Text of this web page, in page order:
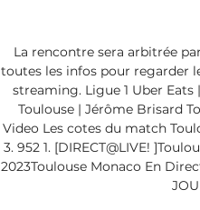
La rencontre sera arbitrée
toutes les infos pour regarder
streaming. Ligue 1 Uber Eats
Toulouse | Jérôme Brisard
Video Les cotes du match
3. 952 1. [DIRECT@LIVE!
2023Toulouse Monaco En